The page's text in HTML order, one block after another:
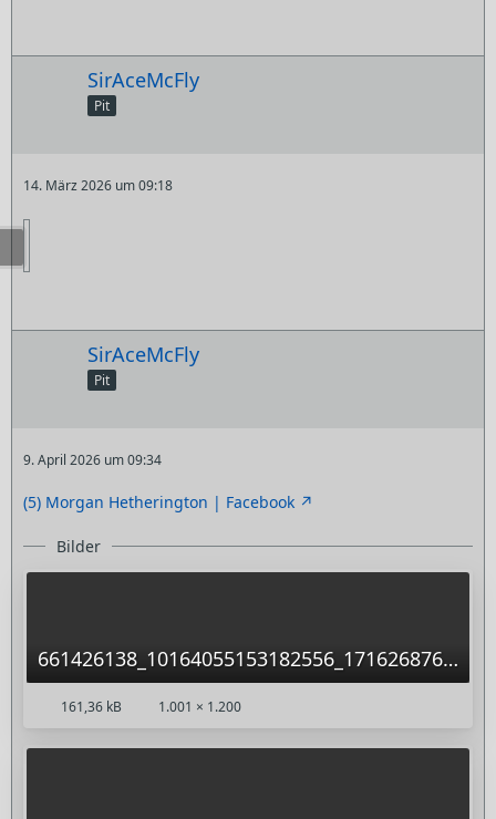
SirAceMcFly
Pit
14. März 2026 um 09:18
SirAceMcFly
Pit
9. April 2026 um 09:34
(5) Morgan Hetherington | Facebook
Bilder
661426138_10164055153182556_1716268763527376730_n.jpg
161,36 kB 1.001 × 1.200